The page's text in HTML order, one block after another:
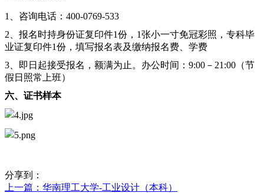
1、咨询电话：400-0769-533
2、报名时持身份证复印件1份，1张小一寸免冠彩照，专科毕
业证复印件1份，填写报名表及缴纳报名费、学费
3、即日起接受报名，额满为止。办公时间：9:00－21:00（节
假日照常上班）
六、证书样本
分享到：
上一篇 ：华南理工大学-工业设计（本科）